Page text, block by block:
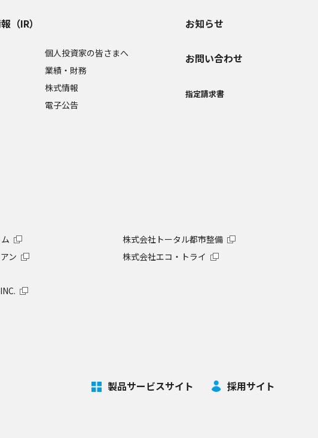
（IR）
個人投資家の皆さまへ
業績・財務
株式情報
電子公告
お知らせ
お問い合わせ
指定請求書
ン
株式会社トータル都市整備
株式会社エコ・トライ
製品サービスサイト 採用サイト